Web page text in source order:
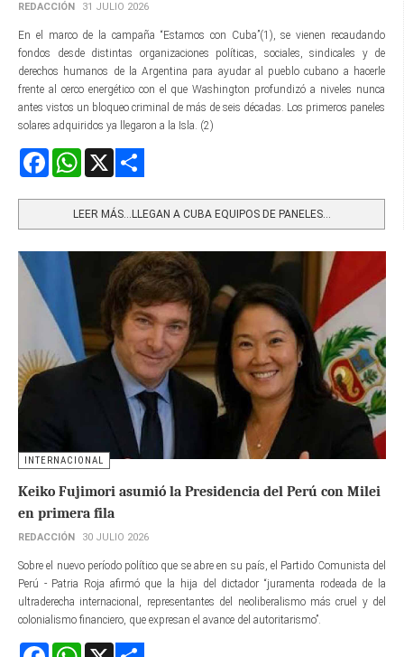
REDACCIÓN 31 JULIO 2026
En el marco de la campaña “Estamos con Cuba”(1), se vienen recaudando
fondos desde distintas organizaciones políticas, sociales, sindicales y de
derechos humanos de la Argentina para ayudar al pueblo cubano a hacerle
frente al cerco energético con el que Washington profundizó a niveles nunca
antes vistos un bloqueo criminal de más de seis décadas. Los primeros paneles
solares adquiridos ya llegaron a la Isla. (2)
FacebookWhatsApp
LEER MÁS…LLEGAN A CUBA EQUIPOS DE PANELES...
INTERNACIONAL
Keiko Fujimori asumió la Presidencia del Perú con Milei
en primera fila
REDACCIÓN 30 JULIO 2026
Sobre el nuevo período político que se abre en su país, el Partido Comunista del
Perú - Patria Roja afirmó que la hija del dictador “juramenta rodeada de la
ultraderecha internacional, representantes del neoliberalismo más cruel y del
colonialismo financiero, que expresan el avance del autoritarismo”.
FacebookWhatsApp